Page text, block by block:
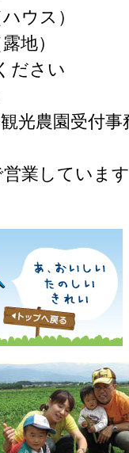
ウス）
地）
ださい
光農園受付事
業していま